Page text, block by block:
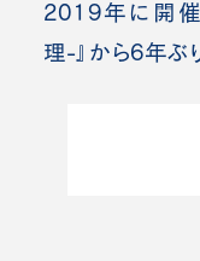
2019年に開
理-』から6年ぶ